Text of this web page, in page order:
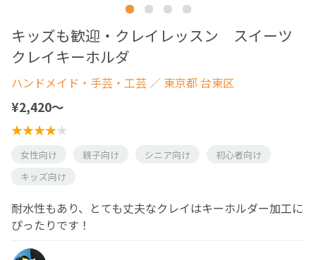
キッズも歓迎・クレイレッスン スイーツ
クレイキーホルダ
ハンドメイド・手芸・工芸 ／ 東京都 台東区
¥2,420〜
女性向け 親子向け シニア向け
初心者向け
キッズ向け
耐水性もあり、とても丈夫なクレイはキーホルダー加工に
ぴったりです！